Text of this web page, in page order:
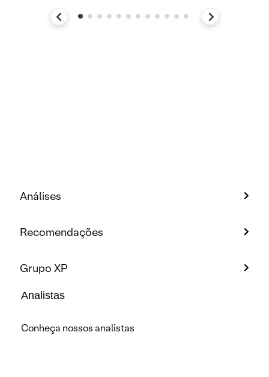
Análises
Recomendações
Grupo XP
Analistas
Conheça nossos analistas